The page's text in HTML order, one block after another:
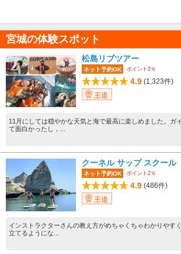
宮城の体験スポット
松島リブツアー
ネット予約OK ポイント2％
4.9 (1,323件)
王道
11月にしては穏やかな天気と海で最高に楽しめました。ガ
て面白かったし，...
クーネル サップ スクール
ネット予約OK ポイント2％
4.9 (486件)
王道
インストラクターさんの教え方がめちゃくちゃわかりやす
立てるようにな...